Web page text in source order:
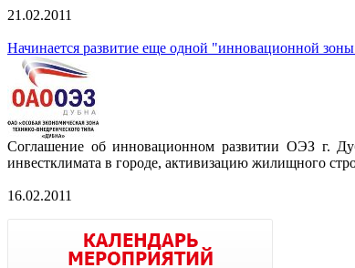
21.02.2011
Начинается развитие еще одной "инновационной
Соглашение об инновационном развитии ОЭЗ г.
инвестклимата в городе, активизацию жилищного
16.02.2011